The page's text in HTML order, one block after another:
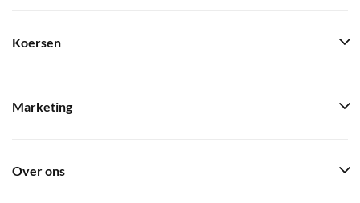
Koersen
Marketing
Over ons